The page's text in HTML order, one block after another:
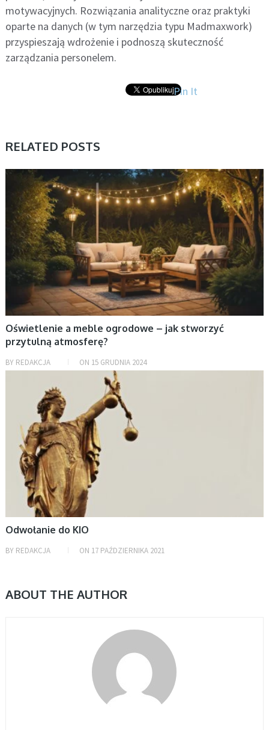
motywacyjnych. Rozwiązania analityczne oraz praktyki
oparte na danych (w tym narzędzia typu Madmaxwork)
przyspieszają wdrożenie i podnoszą skuteczność
zarządzania personelem.
Pin It
RELATED POSTS
BEZ KATEGORII
Oświetlenie a meble ogrodowe – jak stworzyć
przytulną atmosferę?
BY REDAKCJA ON 15 GRUDNIA 2024
Odwołanie do KIO
BY REDAKCJA ON 17 PAŹDZIERNIKA 2021
ABOUT THE AUTHOR